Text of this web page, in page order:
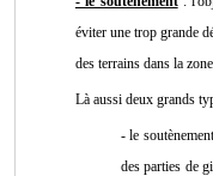
éviter une trop grande
des terrains dans la
Là aussi deux grands
- le
des parties de